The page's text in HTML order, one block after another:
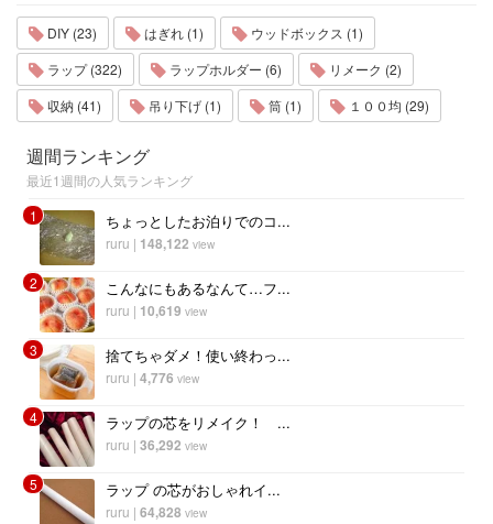
DIY (23) はぎれ (1)
ウッドボックス (1)
ラップ (322)
ラップホルダー (6)
リメーク (2)
収納 (41)
吊り下げ (1) 筒 (1) １００均 (29)
週間ランキング
最近1週間の人気ランキング
1
ちょっとしたお泊りでのコ...
ruru | 148,122 view
2 こんなにもあるなんて…フ...
ruru | 10,619 view
3 捨てちゃダメ！使い終わっ...
ruru | 4,776 view
4 ラップの芯をリメイク！ ...
ruru | 36,292 view
5 ラップ の芯がおしゃれイ...
ruru | 64,828 view